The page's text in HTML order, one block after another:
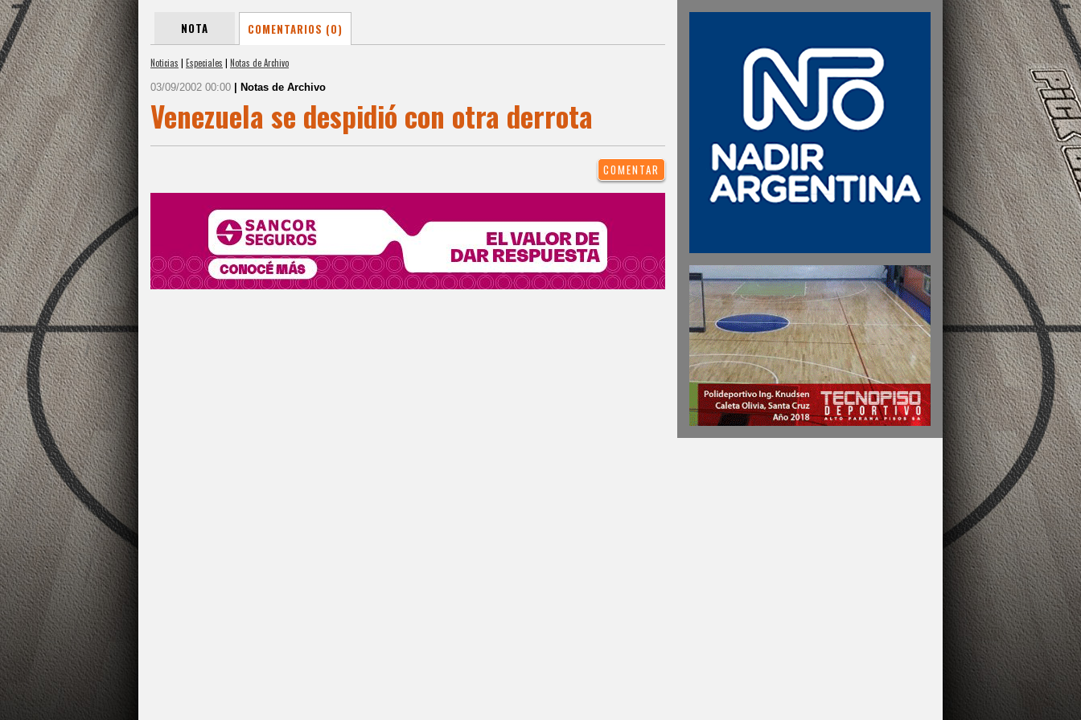
NOTA COMENTARIOS (0)
Noticias | Especiales | Notas de Archivo
03/09/2002 00:00 | Notas de Archivo
Venezuela se despidió con otra derrota